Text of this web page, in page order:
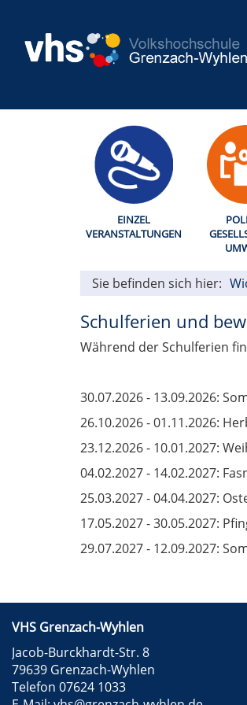
EINZEL
VERANSTALTUNGEN
Sie befinden sich hier:
Schulferien und
Während der Schulferien
30.07.2026 - 13.09.2026:
26.10.2026 - 01.11.2026:
23.12.2026 - 10.01.2027:
04.02.2027 - 14.02.2027:
25.03.2027 - 04.04.2027:
17.05.2027 - 30.05.2027:
29.07.2027 - 12.09.2027:
VHS Grenzach-Wyhlen
Jacob-Burckhardt-Str. 8
79639 Grenzach-Wyhlen
Telefon 07624 1033